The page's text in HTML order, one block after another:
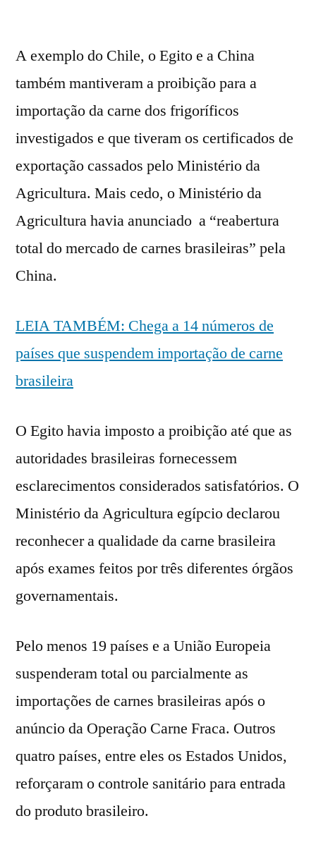
A exemplo do Chile, o Egito e a China
também mantiveram a proibição para a
importação da carne dos frigoríficos
investigados e que tiveram os certificados de
exportação cassados pelo Ministério da
Agricultura. Mais cedo, o Ministério da
Agricultura havia anunciado a “reabertura
total do mercado de carnes brasileiras” pela
China.
LEIA TAMBÉM: Chega a 14 números de
países que suspendem importação de carne
brasileira
O Egito havia imposto a proibição até que as
autoridades brasileiras fornecessem
esclarecimentos considerados satisfatórios. O
Ministério da Agricultura egípcio declarou
reconhecer a qualidade da carne brasileira
após exames feitos por três diferentes órgãos
governamentais.
Pelo menos 19 países e a União Europeia
suspenderam total ou parcialmente as
importações de carnes brasileiras após o
anúncio da Operação Carne Fraca. Outros
quatro países, entre eles os Estados Unidos,
reforçaram o controle sanitário para entrada
do produto brasileiro.